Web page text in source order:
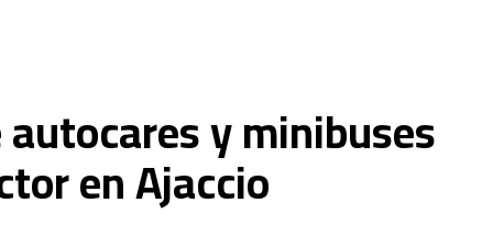
y minibuses
en Ajaccio